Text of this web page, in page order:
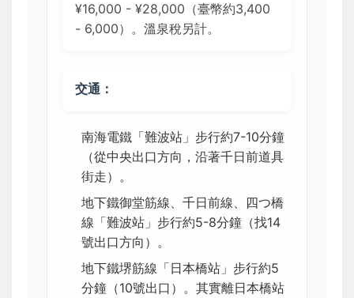
¥16,000 - ¥28,000（臺幣約3,400
- 6,000）。溫泉稅另計。
交通：
南海電鐵「難波站」步行約7-10分鐘
（從中央出口方向，沿著千日前道具
街走）。
地下鐵御堂筋線、千日前線、四つ橋
線「難波站」步行約5-8分鐘（找14
號出口方向）。
地下鐵堺筋線「日本橋站」步行約5
分鐘（10號出口）。其實離日本橋站